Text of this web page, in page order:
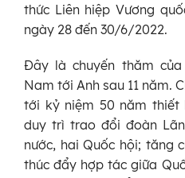
thức Liên hiệp Vương
ngày 28 đến 30/6/2022.
Đây là chuyến thăm
Nam tới Anh sau 11 năm.
tới kỷ niệm 50 năm thiết
duy trì trao đổi đoàn
nước, hai Quốc hội; tăng
thúc đẩy hợp tác giữa